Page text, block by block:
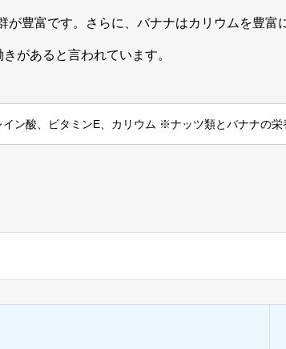
が豊富です。さらに、バナナはカリウムを豊富
があると言われています。
イン酸 ビタミンE カリウム ※ナッツ類とバナナの栄